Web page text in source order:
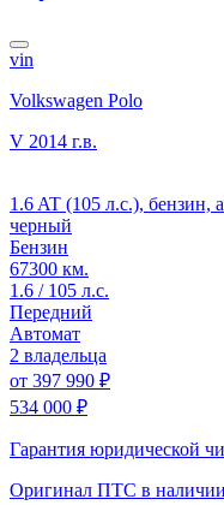
vin
Volkswagen Polo
V 2014 г.в.
1.6 AT (105 л.с.), бензин,
черный
Бензин
67300 км.
1.6 / 105 л.с.
Передний
Автомат
2 владельца
от 397 990 ₽
534 000 ₽
Гарантия юридической
Оригинал ПТС в наличии